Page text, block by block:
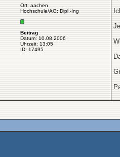
Ort: aachen
Hochschule/AG: Dipl.-Ing
Beitrag
Datum: 10.08.2006
Uhrzeit: 13:05
ID: 17495